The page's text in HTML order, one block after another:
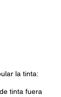
la tinta:
tinta fuera